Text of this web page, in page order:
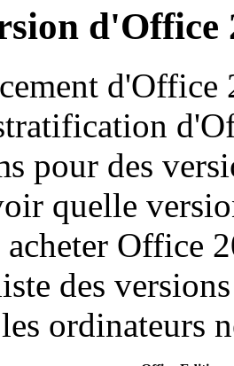
d'Office
pour des
quelle
Office
des
ordinateurs